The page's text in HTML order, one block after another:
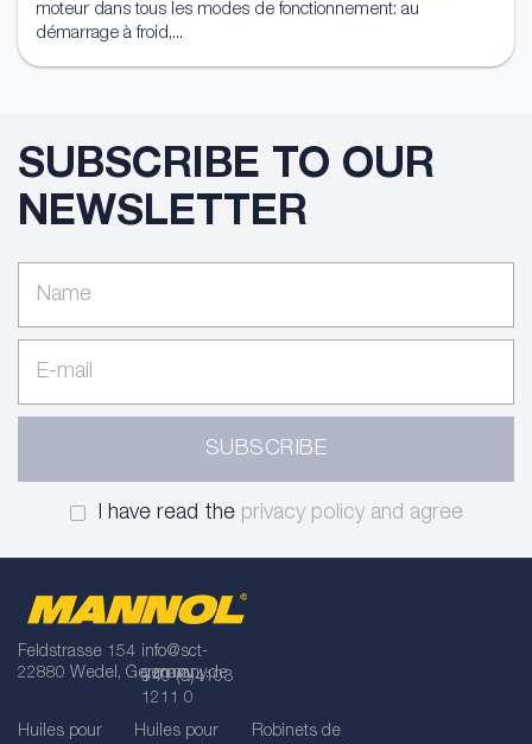
moteur dans tous les modes de fonctionnement: au
démarrage à froid,...
SUBSCRIBE TO OUR
NEWSLETTER
SUBSCRIBE
I have read the privacy policy and agree
Feldstrasse 154
22880 Wedel, Germany
info@sct-
germany.de
+49 (0)4103
1211 0
Huiles pour
Huiles pour
Robinets de